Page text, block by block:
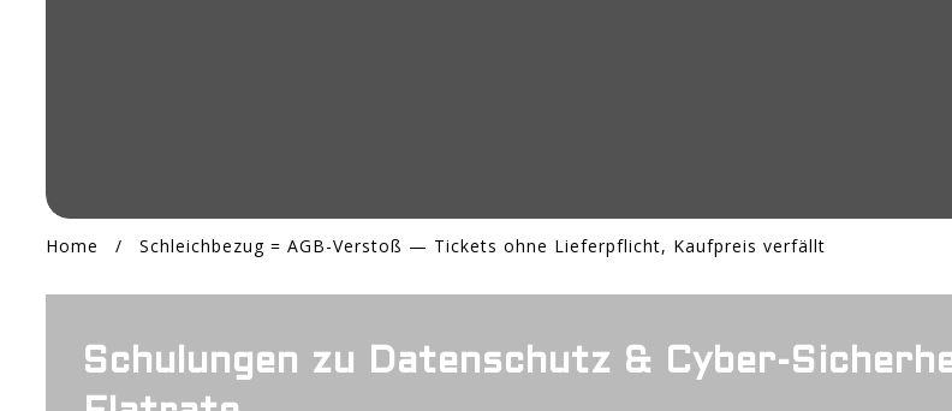
Home / Schleichbezug = AGB-Verstoß — Tickets ohne Lieferpflicht, Kaufpreis verfällt
Schulungen zu Datenschutz & Cyber-